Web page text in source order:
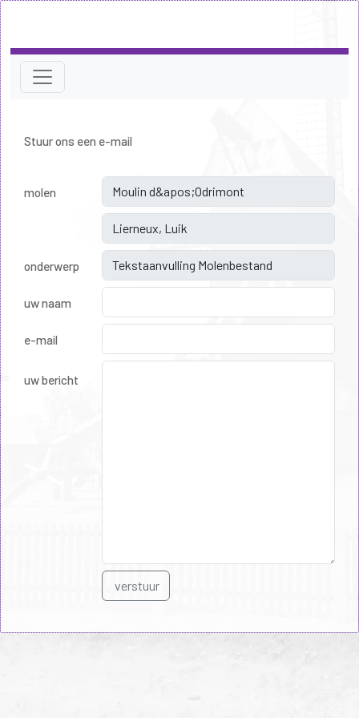
Stuur ons een e-mail
molen
onderwerp
uw naam
e-mail
uw bericht